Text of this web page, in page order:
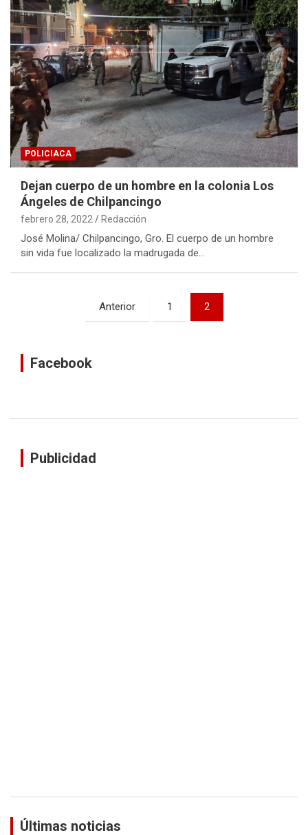
POLICIACA
Dejan cuerpo de un hombre en la colonia Los
Ángeles de Chilpancingo
febrero 28, 2022 Redacción
José Molina/ Chilpancingo, Gro. El cuerpo de un hombre
sin vida fue localizado la madrugada de…
NavegaciónAnterior 1 2
Facebook
Publicidad
Últimas noticias